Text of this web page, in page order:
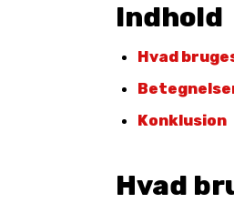
Indhold
Hvad
Konklusion
Hvad